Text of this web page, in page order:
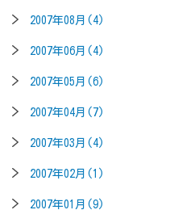
2007年08月(4)
2007年06月(4)
2007年05月(6)
2007年04月(7)
2007年03月(4)
2007年02月(1)
2007年01月(9)